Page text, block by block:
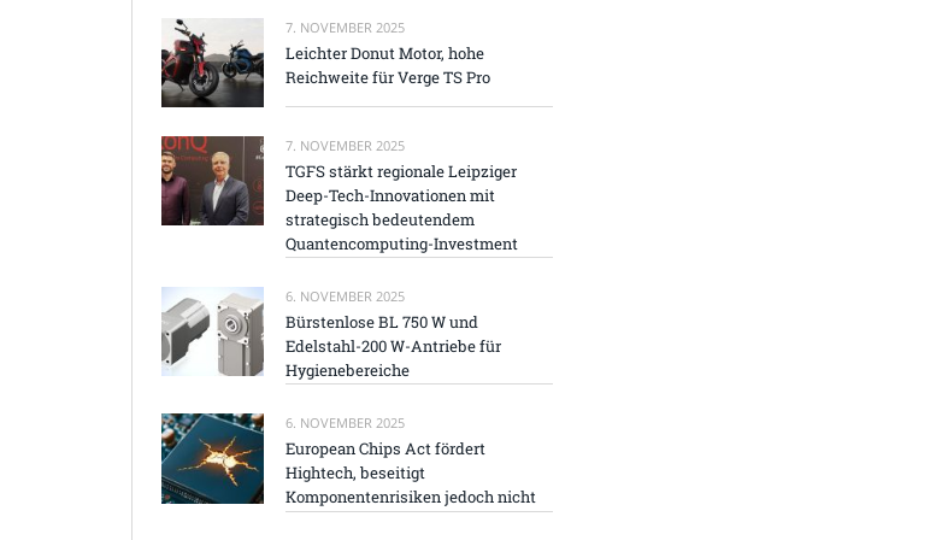
7. NOVEMBER 2025
Leichter Donut Motor, hohe
Reichweite für Verge TS Pro
7. NOVEMBER 2025
TGFS stärkt regionale Leipziger
Deep-Tech-Innovationen mit
strategisch bedeutendem
Quantencomputing-Investment
6. NOVEMBER 2025
Bürstenlose BL 750 W und
Edelstahl-200 W-Antriebe für
Hygienebereiche
6. NOVEMBER 2025
European Chips Act fördert
Hightech, beseitigt
Komponentenrisiken jedoch nicht